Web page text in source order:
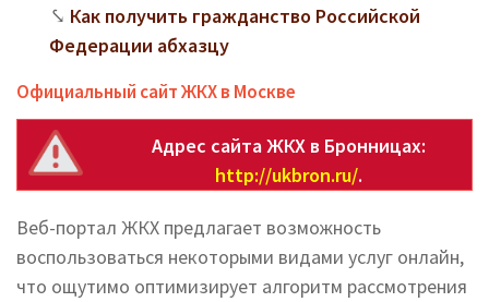
Как получить гражданство Российской
Федерации абхазцу
Официальный сайт ЖКХ в Москве
Адрес сайта ЖКХ в Бронницах:
http://ukbron.ru/.
Веб-портал ЖКХ предлагает возможность
воспользоваться некоторыми видами услуг онлайн,
что ощутимо оптимизирует алгоритм рассмотрения